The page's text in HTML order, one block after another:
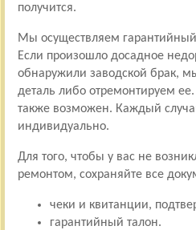
получится.
Мы осуществляем
Если произошло досадное
обнаружили заводской брак,
деталь либо отремонтируем
также возможен. Каждый
индивидуально.
Для того, чтобы у вас не
ремонтом, сохраняйте все
чеки и квитанции,
гарантийный талон.